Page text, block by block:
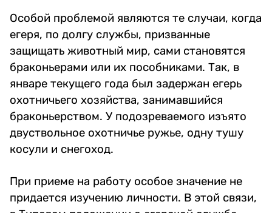
Особой проблемой являются те случаи, когда
егеря, по долгу службы, призванные
защищать животный мир, сами становятся
браконьерами или их пособниками. Так, в
январе текущего года был задержан егерь
охотничьего хозяйства, занимавшийся
браконьерством. У подозреваемого изъято
двуствольное охотничье ружье, одну тушу
косули и снегоход.
При приеме на работу особое значение не
придается изучению личности. В этой связи,